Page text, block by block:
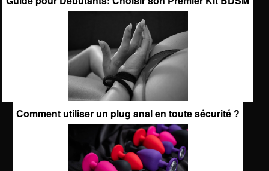
Comment utiliser un plug anal en toute sécurité ?